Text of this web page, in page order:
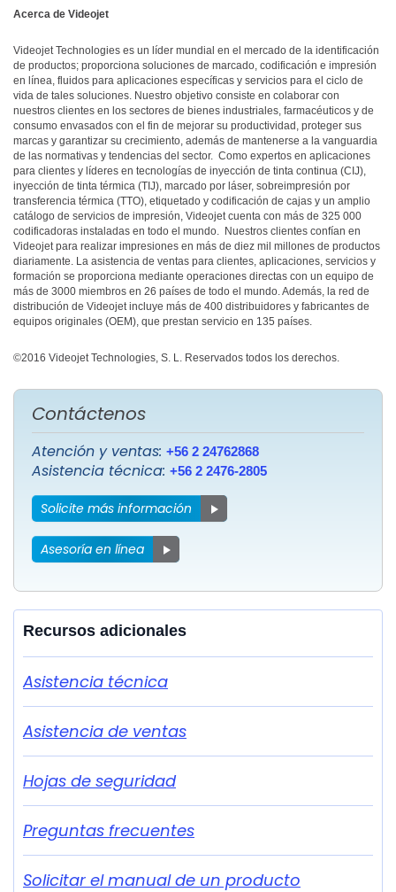
Acerca de Videojet
Videojet Technologies es un líder mundial en el mercado de la identificación
de productos; proporciona soluciones de marcado, codificación e impresión
en línea, fluidos para aplicaciones específicas y servicios para el ciclo de
vida de tales soluciones. Nuestro objetivo consiste en colaborar con
nuestros clientes en los sectores de bienes industriales, farmacéuticos y de
consumo envasados con el fin de mejorar su productividad, proteger sus
marcas y garantizar su crecimiento, además de mantenerse a la vanguardia
de las normativas y tendencias del sector. Como expertos en aplicaciones
para clientes y líderes en tecnologías de inyección de tinta continua (CIJ),
inyección de tinta térmica (TIJ), marcado por láser, sobreimpresión por
transferencia térmica (TTO), etiquetado y codificación de cajas y un amplio
catálogo de servicios de impresión, Videojet cuenta con más de 325 000
codificadoras instaladas en todo el mundo. Nuestros clientes confían en
Videojet para realizar impresiones en más de diez mil millones de productos
diariamente. La asistencia de ventas para clientes, aplicaciones, servicios y
formación se proporciona mediante operaciones directas con un equipo de
más de 3000 miembros en 26 países de todo el mundo. Además, la red de
distribución de Videojet incluye más de 400 distribuidores y fabricantes de
equipos originales (OEM), que prestan servicio en 135 países.
©2016 Videojet Technologies, S. L. Reservados todos los derechos.
Contáctenos
Atención y ventas: +56 2 24762868
Asistencia técnica: +56 2 2476-2805
Solicite más información
Asesoría en línea
Recursos adicionales
Asistencia técnica
Asistencia de ventas
Hojas de seguridad
Preguntas frecuentes
Solicitar el manual de un producto